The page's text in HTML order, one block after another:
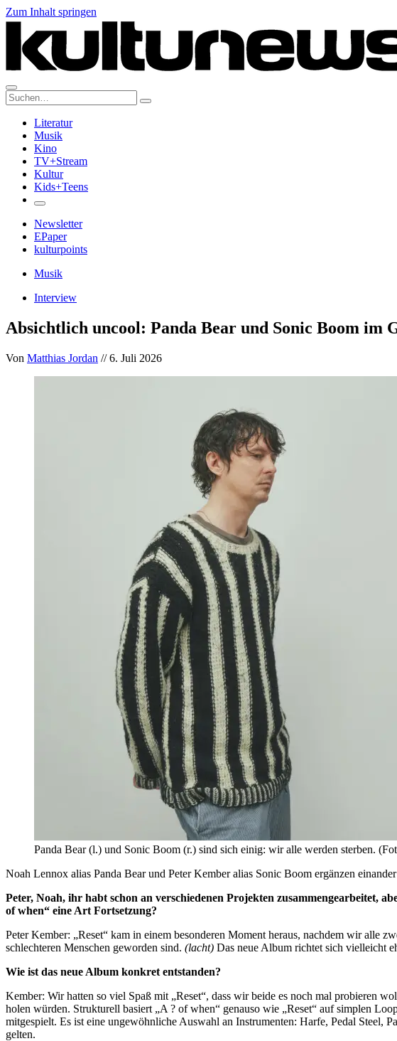
Zum Inhalt springen
Suche:
Literatur
Musik
Kino
TV+Stream
Kultur
Kids+Teens
Newsletter
EPaper
kulturpoints
Musik
Interview
Absichtlich uncool: Panda Bear und Sonic Boom im
Von Matthias Jordan // 6. Juli 2026
Panda Bear (l.) und Sonic Boom (r.) sind sich einig: wir alle werden sterben.
Noah Lennox alias Panda Bear und Peter Kember alias Sonic Boom ergänzen
Peter, Noah, ihr habt schon an verschiedenen Projekten zusammengearbeitet,
of when“ eine Art Fortsetzung?
Peter Kember: „Reset“ kam in einem besonderen Moment heraus, nachdem wir alle
schlechteren Menschen geworden sind. (lacht) Das neue Album richtet sich vielleicht
Wie ist das neue Album konkret entstanden?
Kember: Wir hatten so viel Spaß mit „Reset“, dass wir beide es noch mal probieren
holen würden. Strukturell basiert „A ? of when“ genauso wie „Reset“ auf simplen
mitgespielt. Es ist eine ungewöhnliche Auswahl an Instrumenten: Harfe, Pedal Steel,
gelten.